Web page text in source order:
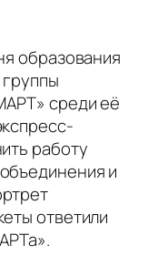
образования
среди её
работу
и
ответили